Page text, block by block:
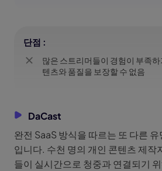
단점 :
많은 스트리머들이 경험이 부족
텐츠와 품질을 보장할 수 없음
DaCast
완전 SaaS 방식을 따르는 또 다른
입니다. 수천 명의 개인 콘텐츠 제작
들이 실시간으로 청중과 연결되기